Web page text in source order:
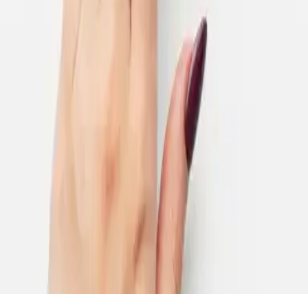
erhalten Sie professionelle Maniküre, gepflegte Nägel und kreative
Das Team arbeitet mit hochwertigen Produkten und sorgt für
Ergebnisse, die sich sehen lassen können. Gönnen Sie sich eine
kleine Beauty-Auszeit und lassen Sie Ihre Nägel neu strahlen.
Schönheit bis in die Spitzen! Gönnen Sie sich professionelle
Nagelpflege und traumhafte Wimpernverlängerungen. Ob kreatives
Design oder natürliches Volumen – wir setzen Ihre Schönheit mit
Liebe zum Detail und hochwertigen Produkten perfekt in Szene.